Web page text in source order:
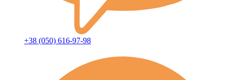
+38 (050) 616-97-98